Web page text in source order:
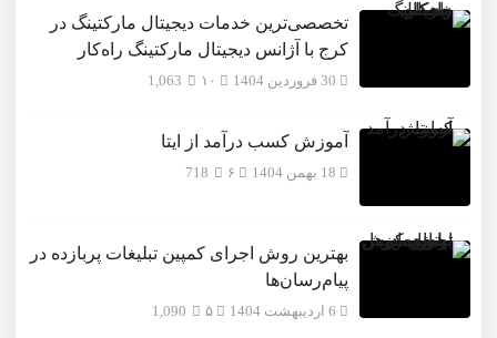
تخصصی‌ترین خدمات دیجیتال مارکتینگ در
کرج با آژانس دیجیتال مارکتینگ راه‌کار
30 فروردین 1404 1,063
آموزش کسب درآمد از ایتا
18 بهمن 1404 718
بهترین روش اجرای کمپین تبلیغات پربازده در
پیام‌رسان‌ها
6 اردیبهشت 1404 1,090